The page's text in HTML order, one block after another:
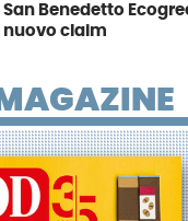
San Benedetto
nuovo claim
MAGAZINE